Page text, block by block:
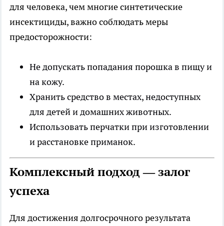
для человека, чем многие синтетические
инсектициды, важно соблюдать меры
предосторожности:
Не допускать попадания порошка в пищу и
на кожу.
Хранить средство в местах, недоступных
для детей и домашних животных.
Использовать перчатки при изготовлении
и расстановке приманок.
Комплексный подход — залог
успеха
Для достижения долгосрочного результата